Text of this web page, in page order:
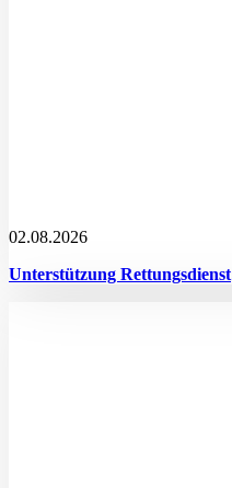
02.08.2026
Unterstützung Rettungsdienst